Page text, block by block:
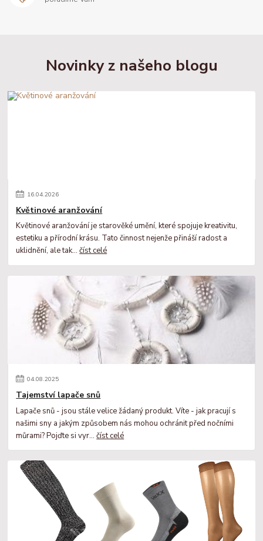
Novinky z našeho blogu
16.04.2026
Květinové aranžování
Květinové aranžování je starověké umění, které spojuje kreativitu,
estetiku a přírodní krásu. Tato činnost nejenže přináší radost a
uklidnění, ale tak...číst celé
04.08.2025
Tajemství lapače snů
Lapače snů - jsou stále velice žádaný produkt. Víte - jak pracují s
našimi sny a jakým způsobem nás mohou ochránit před nočními
můrami? Pojďte si vyr...číst celé